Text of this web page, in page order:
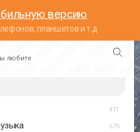
версию
планшетов и т.д
любите
411
679